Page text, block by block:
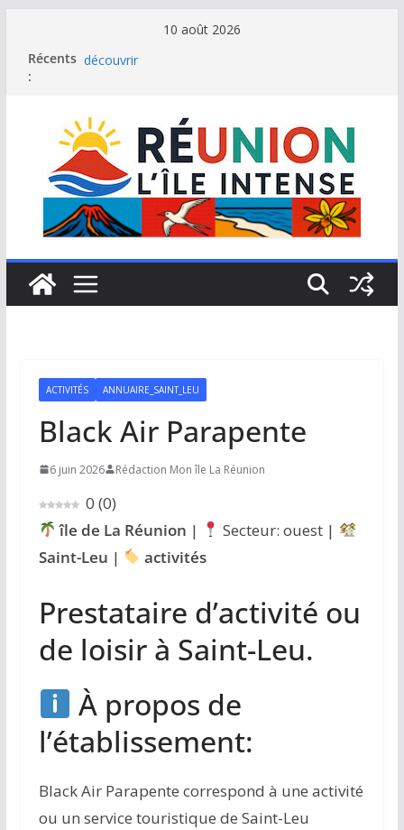
contenu
10 août 2026
Récents
:
Le Musée du sel de Saint Leu: site culturel à
Saint-Leu: joyau de la côte ouest de La Réunion
Une journée de détente à l’Hôtel Iloha à Saint Leu
Le samoussa de La Réunion, emblème de l’île
intense
ACTIVITÉS ANNUAIRE_SAINT_LEU
Black Air Parapente
6 juin 2026 Rédaction Mon île La Réunion
0 (0)
île de La Réunion |
Secteur: ouest |
Saint-Leu | activités
Prestataire d’activité ou
de loisir à Saint-Leu.
À propos de
l’établissement:
Black Air Parapente correspond à une activité
ou un service touristique de Saint-Leu